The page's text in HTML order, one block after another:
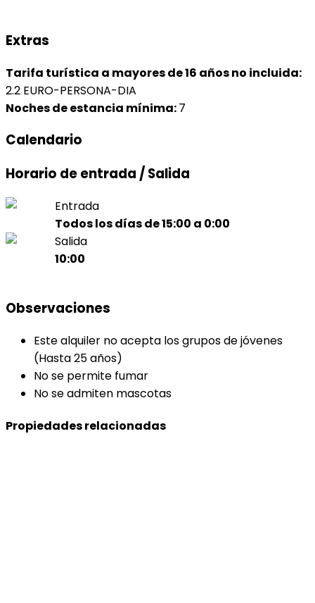
Extras
Tarifa turística a mayores de 16 años no incluida:
2.2 EURO-PERSONA-DIA
Noches de estancia mínima:7
Calendario
Horario de entrada / Salida
Entrada
Todos los días de 15:00 a 0:00
Salida
10:00
Observaciones
Este alquiler no acepta los grupos de jóvenes
(Hasta 25 años)
No se permite fumar
No se admiten mascotas
Propiedades relacionadas